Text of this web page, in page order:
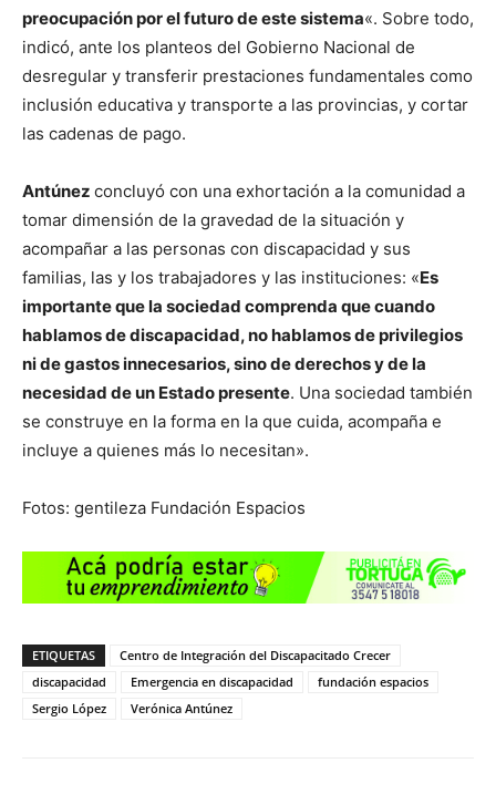
preocupación por el futuro de este sistema«. Sobre todo,
indicó, ante los planteos del Gobierno Nacional de
desregular y transferir prestaciones fundamentales como
inclusión educativa y transporte a las provincias, y cortar
las cadenas de pago.
Antúnez concluyó con una exhortación a la comunidad a
tomar dimensión de la gravedad de la situación y
acompañar a las personas con discapacidad y sus
familias, las y los trabajadores y las instituciones: «Es
importante que la sociedad comprenda que cuando
hablamos de discapacidad, no hablamos de privilegios
ni de gastos innecesarios, sino de derechos y de la
necesidad de un Estado presente. Una sociedad también
se construye en la forma en la que cuida, acompaña e
incluye a quienes más lo necesitan».
Fotos: gentileza Fundación Espacios
ETIQUETAS
Centro de Integración del Discapacitado Crecer
discapacidad
Emergencia en discapacidad
fundación espacios
Sergio López
Verónica Antúnez